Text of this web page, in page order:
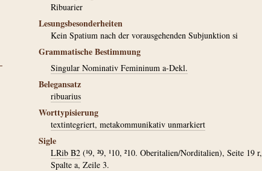
Ribuarier
Lesungsbesonderheiten
Kein Spatium nach der vorausgehenden Subjunktion si
Grammatische Bestimmung
Singular Nominativ Femininum a-Dekl.
Belegansatz
ribuarius
Worttypisierung
textintegriert, metakommunikativ unmarkiert
Sigle
LRib B2 (¹9, ²9, ¹10, ²10. Oberitalien/Norditalien), Seite 19 r,
Spalte a, Zeile 3.